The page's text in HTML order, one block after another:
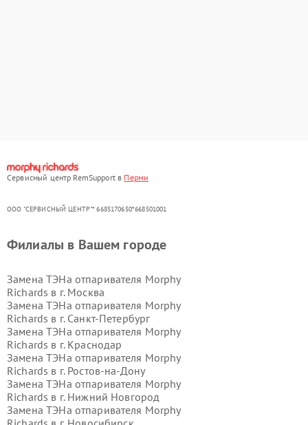
Сервисный центр RemSupport в Перми
ООО "СЕРВИСНЫЙ ЦЕНТР"* 6685170650*668501001
Филиалы в Вашем городе
Замена ТЭНа отпаривателя Morphy
Richards в г. Москва
Замена ТЭНа отпаривателя Morphy
Richards в г. Санкт-Петербург
Замена ТЭНа отпаривателя Morphy
Richards в г. Краснодар
Замена ТЭНа отпаривателя Morphy
Richards в г. Ростов-на-Дону
Замена ТЭНа отпаривателя Morphy
Richards в г. Нижний Новгород
Замена ТЭНа отпаривателя Morphy